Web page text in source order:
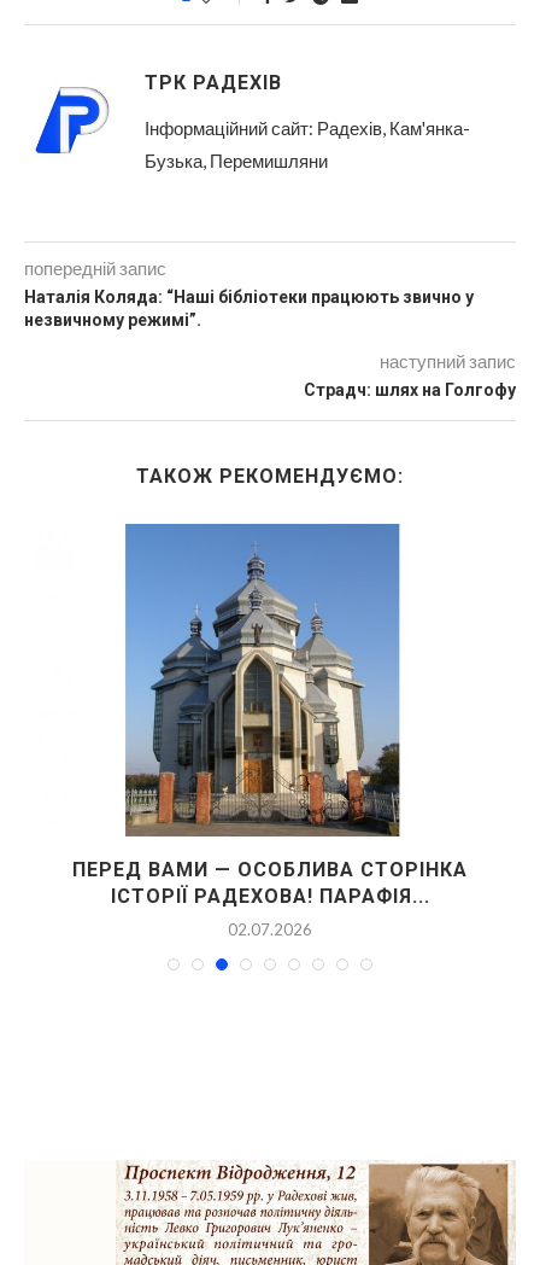
ТРК РАДЕХІВ
Інформаційний сайт: Радехів, Кам'янка-
Бузька, Перемишляни
попередній запис
Наталія Коляда: “Наші бібліотеки працюють звично у
незвичному режимі”.
наступний запис
Страдч: шлях на Голгофу
ТАКОЖ РЕКОМЕНДУЄМО:
ПЕРЕД ВАМИ — ОСОБЛИВА СТОРІНКА
ІСТОРІЇ РАДЕХОВА! ПАРАФІЯ...
02.07.2026